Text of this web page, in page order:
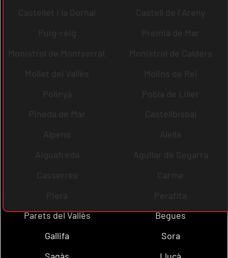
Castellet i la Gornal
Castell de l´Areny
Puig-reig
Premià de Mar
Monistrol de Montserrat
Monistrol de Calders
Mollet del Vallès
Molins de Rei
Polinyà
Pobla de Lillet
Pineda de Mar
Castellbisbal
Alpens
Alella
Aiguafreda
Aguilar de Segarra
Casserres
Carme
Piera
Perafita
Parets del Vallès
Begues
Gallifa
Sora